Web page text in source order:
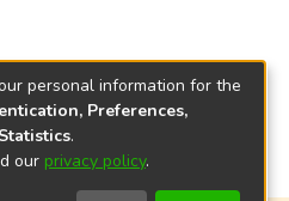
personal information for the
Preferences,
.
our privacy policy.